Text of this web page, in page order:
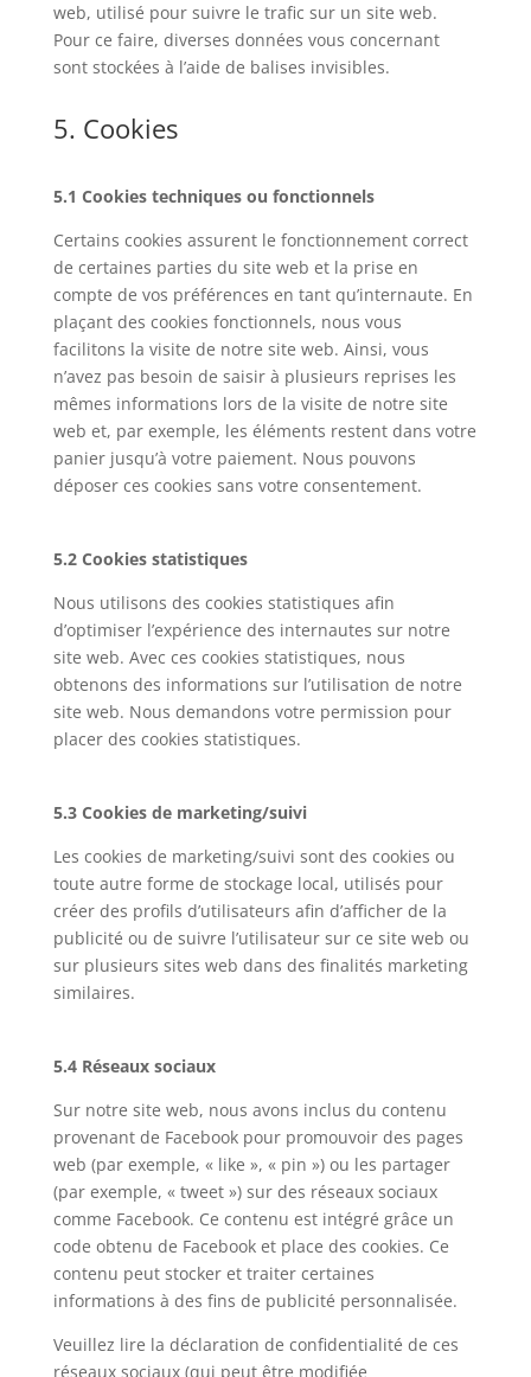
web, utilisé pour suivre le trafic sur un site web.
Pour ce faire, diverses données vous concernant
sont stockées à l’aide de balises invisibles.
5. Cookies
5.1 Cookies techniques ou fonctionnels
Certains cookies assurent le fonctionnement correct
de certaines parties du site web et la prise en
compte de vos préférences en tant qu’internaute. En
plaçant des cookies fonctionnels, nous vous
facilitons la visite de notre site web. Ainsi, vous
n’avez pas besoin de saisir à plusieurs reprises les
mêmes informations lors de la visite de notre site
web et, par exemple, les éléments restent dans votre
panier jusqu’à votre paiement. Nous pouvons
déposer ces cookies sans votre consentement.
5.2 Cookies statistiques
Nous utilisons des cookies statistiques afin
d’optimiser l’expérience des internautes sur notre
site web. Avec ces cookies statistiques, nous
obtenons des informations sur l’utilisation de notre
site web. Nous demandons votre permission pour
placer des cookies statistiques.
5.3 Cookies de marketing/suivi
Les cookies de marketing/suivi sont des cookies ou
toute autre forme de stockage local, utilisés pour
créer des profils d’utilisateurs afin d’afficher de la
publicité ou de suivre l’utilisateur sur ce site web ou
sur plusieurs sites web dans des finalités marketing
similaires.
5.4 Réseaux sociaux
Sur notre site web, nous avons inclus du contenu
provenant de Facebook pour promouvoir des pages
web (par exemple, « like », « pin ») ou les partager
(par exemple, « tweet ») sur des réseaux sociaux
comme Facebook. Ce contenu est intégré grâce un
code obtenu de Facebook et place des cookies. Ce
contenu peut stocker et traiter certaines
informations à des fins de publicité personnalisée.
Veuillez lire la déclaration de confidentialité de ces
réseaux sociaux (qui peut être modifiée